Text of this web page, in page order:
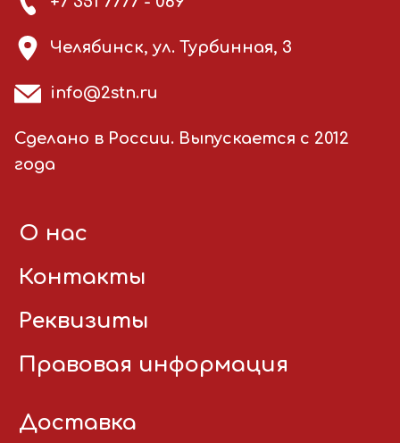
Челябинск, ул. Турбинная, 3
info@2stn.ru
Сделано в России. Выпускается с 2012
года
О нас
Контакты
Реквизиты
Правовая информация
Доставка